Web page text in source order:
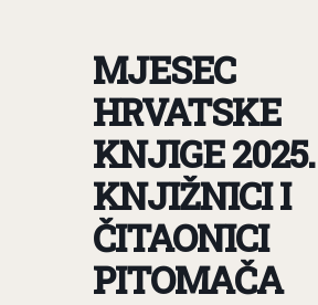
MJESEC
HRVATSKE
KNJIGE
KNJIŽNICI I
ČITAONICI
PITOMAČA